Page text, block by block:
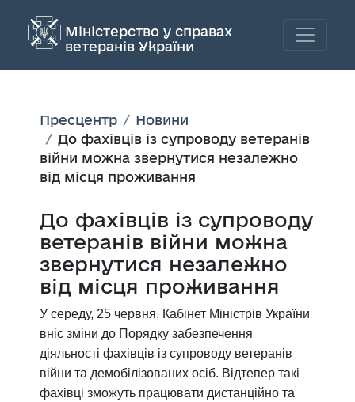
Міністерство у справах
ветеранів України
Пресцентр
Новини
До фахівців із супроводу ветеранів
війни можна звернутися незалежно
від місця проживання
До фахівців із супроводу
ветеранів війни можна
звернутися незалежно
від місця проживання
У середу, 25 червня, Кабінет Міністрів України
вніс зміни до Порядку забезпечення
діяльності фахівців із супроводу ветеранів
війни та демобілізованих осіб. Відтепер такі
фахівці зможуть працювати дистанційно та